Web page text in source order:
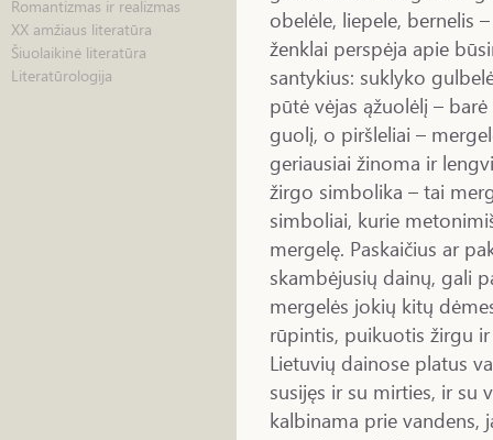
Romantizmas ir realizmas
XX amžiaus literatūra
Šiuolaikinė literatūra
Literatūrologija
obelėle, liepele, bernelis
ženklai perspėja apie
santykius: suklyko
pūtė vėjas ąžuolėlį –
guolį, o piršleliai –
geriausiai žinoma ir
žirgo simbolika – tai
simboliai, kurie
mergelę. Paskaičius ar
skambėjusių dainų, gali
mergelės jokių kitų
rūpintis, puikuotis žirgu
Lietuvių dainose platus
susijęs ir su mirties, ir su
kalbinama prie vandens,